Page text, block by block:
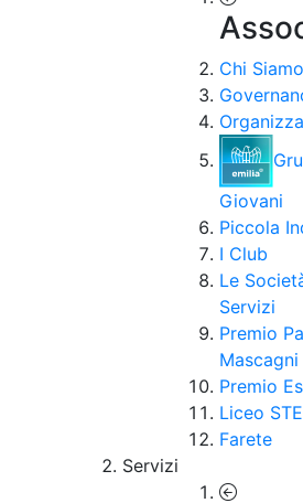
Chi Siamo
Giovani
Piccola
I Club
Le
Servizi
Premio
Mascagni
Premio
Liceo
Farete
Servizi